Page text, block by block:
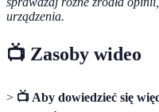
urządzenia.
📺 Zasoby wideo
> 📺 Aby dowiedzieć się